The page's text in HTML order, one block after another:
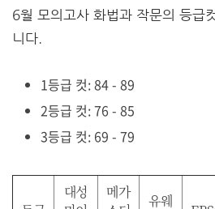
6월 모의고사 화법과 작문의 등급
니다.
1등급 컷: 84 - 89
2등급 컷: 76 - 85
3등급 컷: 69 - 79
대성
메가
유웨